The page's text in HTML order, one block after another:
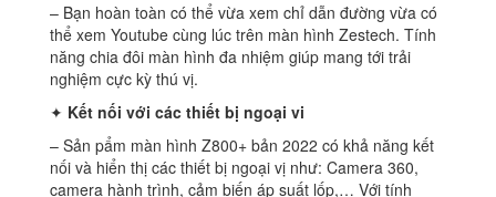
– Bạn hoàn toàn có thể vừa xem chỉ dẫn đường vừa có
thể xem Youtube cùng lúc trên màn hình Zestech. Tính
năng chia đôi màn hình đa nhiệm giúp mang tới trải
nghiệm cực kỳ thú vị.
✦ Kết nối với các thiết bị ngoại vi
– Sản pẩm màn hình Z800+ bản 2022 có khả năng kết
nối và hiển thị các thiết bị ngoại vị như: Camera 360,
camera hành trình, cảm biến áp suất lốp,… Với tính